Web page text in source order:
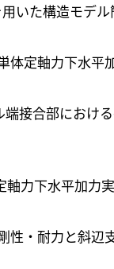
いた構造モデ
体定軸力下水平
端接合部におけ
軸力下水平加力
性・耐力と斜辺